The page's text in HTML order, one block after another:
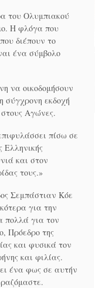
του Ολυμπιακού
Η φλόγα που
διέπουν το
ένα σύμβολο
να οικοδομήσουν
σύγχρονη εκδοχή
Αγώνες.
πίσω σε
και στον
τους.»
Σεμπάστιαν Κόε
για την
πολλά για τον
Πρόεδρο της
και φυσικά τον
και φιλίας.
ένα φως σε αυτήν